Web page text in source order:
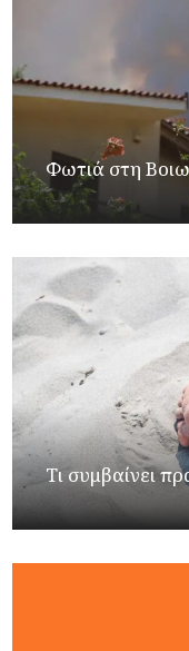
Φωτιά στη
Τι συμβαίνει